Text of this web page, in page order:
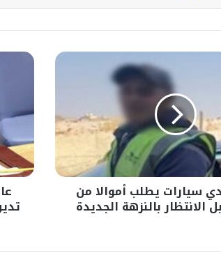
سيارات يطلب أموالا من
الانتظار بالنزهة الجديدة
عاجل-
الإمارات
الهجوم
الإرهابي
على
محطة
براكة
النووية.